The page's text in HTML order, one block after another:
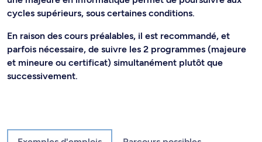
cycles supérieurs, sous certaines conditions.
En raison des cours préalables, il est recommandé, et
parfois nécessaire, de suivre les 2 programmes (majeure
et mineure ou certificat) simultanément plutôt que
successivement.